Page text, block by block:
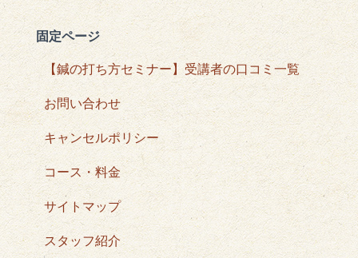
固定ページ
【鍼の打ち方セミナー】受講者の口コミ一覧
お問い合わせ
キャンセルポリシー
コース・料金
サイトマップ
スタッフ紹介